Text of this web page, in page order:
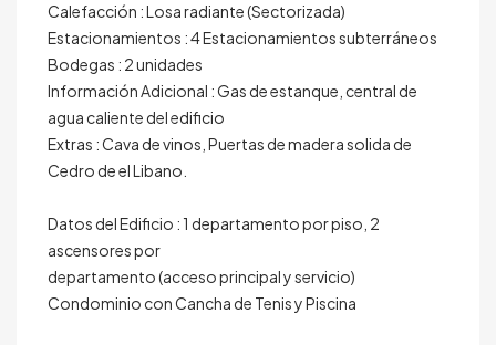
Calefacción : Losa radiante (Sectorizada)
Estacionamientos : 4 Estacionamientos subterráneos
Bodegas : 2 unidades
Información Adicional : Gas de estanque, central de
agua caliente del edificio
Extras : Cava de vinos, Puertas de madera solida de
Cedro de el Libano.
Datos del Edificio : 1 departamento por piso, 2
ascensores por
departamento (acceso principal y servicio)
Condominio con Cancha de Tenis y Piscina